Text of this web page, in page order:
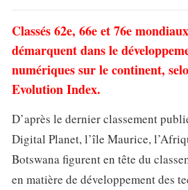
Classés 62e, 66e et 76e
démarquent dans le
numériques sur le continent,
Evolution Index.
D’après le dernier classement
Digital Planet, l’île Maurice,
Botswana figurent en tête du
en matière de développement des